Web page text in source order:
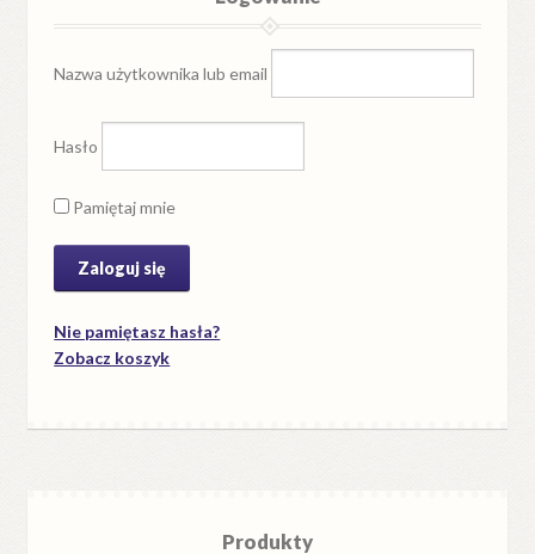
Nazwa użytkownika lub email
Hasło
Pamiętaj mnie
Nie pamiętasz hasła?
Zobacz koszyk
Produkty